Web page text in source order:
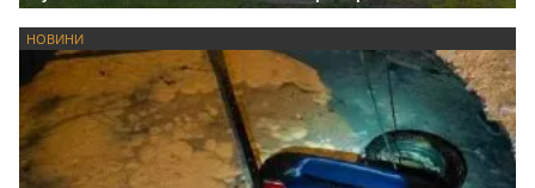
НОВИНИ